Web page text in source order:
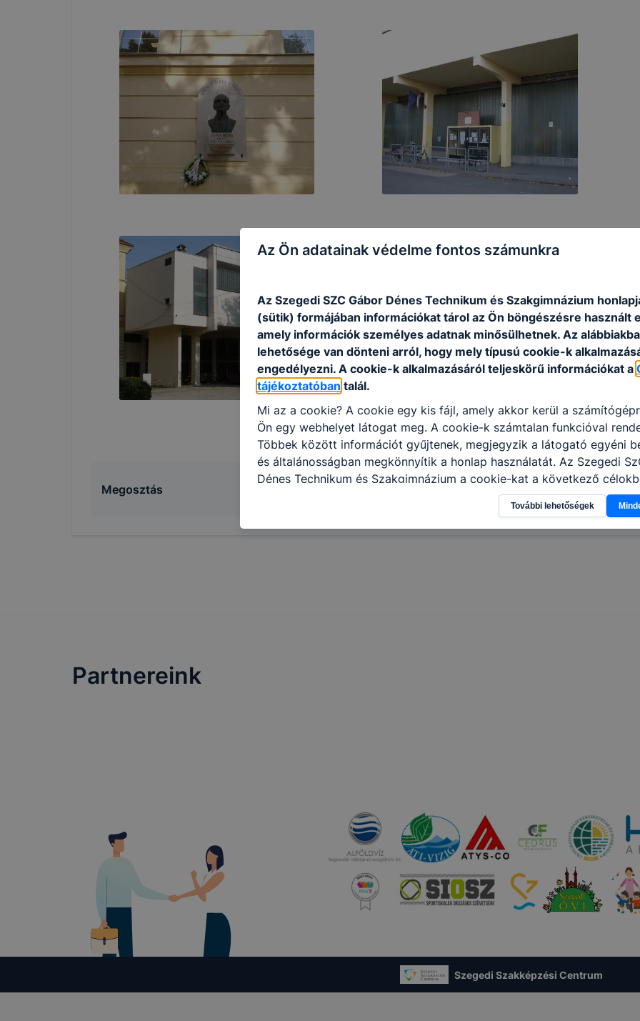
Megosztás
Partnereink
Szegedi Szakképzési Centrum
Az Ön adatainak védelme fontos számunkra
Az Szegedi SZC Gábor Dénes Technikum és Szakgimnázium
(sütik) formájában információkat tárol az Ön böngészésre használt
amely információk személyes adatnak minősülhetnek. Az
lehetősége van dönteni arról, hogy mely típusú cookie-k
engedélyezni. A cookie-k alkalmazásáról teljeskörű információkat a
tájékoztatóban talál.
Mi az a cookie? A cookie egy kis fájl, amely akkor kerül a
Ön egy webhelyet látogat meg. A cookie-k számtalan funkcióval
Többek között információt gyűjtenek, megjegyzik a látogató egyéni
és általánosságban megkönnyítik a honlap használatát. Az Szegedi
Dénes Technikum és Szakgimnázium a cookie-kat a következő
használja: információ gyűjtése azzal kapcsolatban, hogyan használja
honlapot -annak felmérésével, hogy a honlap melyik részeit látogatja,
használja leginkább, így megtudhatjuk, hogyan biztosítsunk Önnek
További lehetőségek